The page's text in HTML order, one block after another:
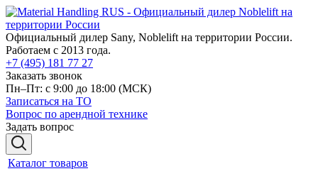
Официальный дилер Sany, Noblelift на территории России.
Работаем с 2013 года.
+7 (495) 181 77 27
Заказать звонок
Пн–Пт: с 9:00 до 18:00 (МСК)
Записаться на ТО
Вопрос по арендной технике
Задать вопрос
Каталог товаров